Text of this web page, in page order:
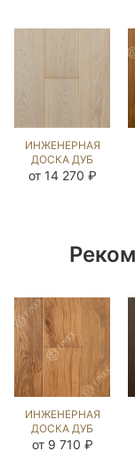
ИНЖЕНЕРНАЯ
ДОСКА ДУБ
ЭШЛИ OIL
от 14 270 ₽
ИНЖЕНЕРНАЯ
ДОСКА ДУБ
МЕЛАССА
от 9 710 ₽